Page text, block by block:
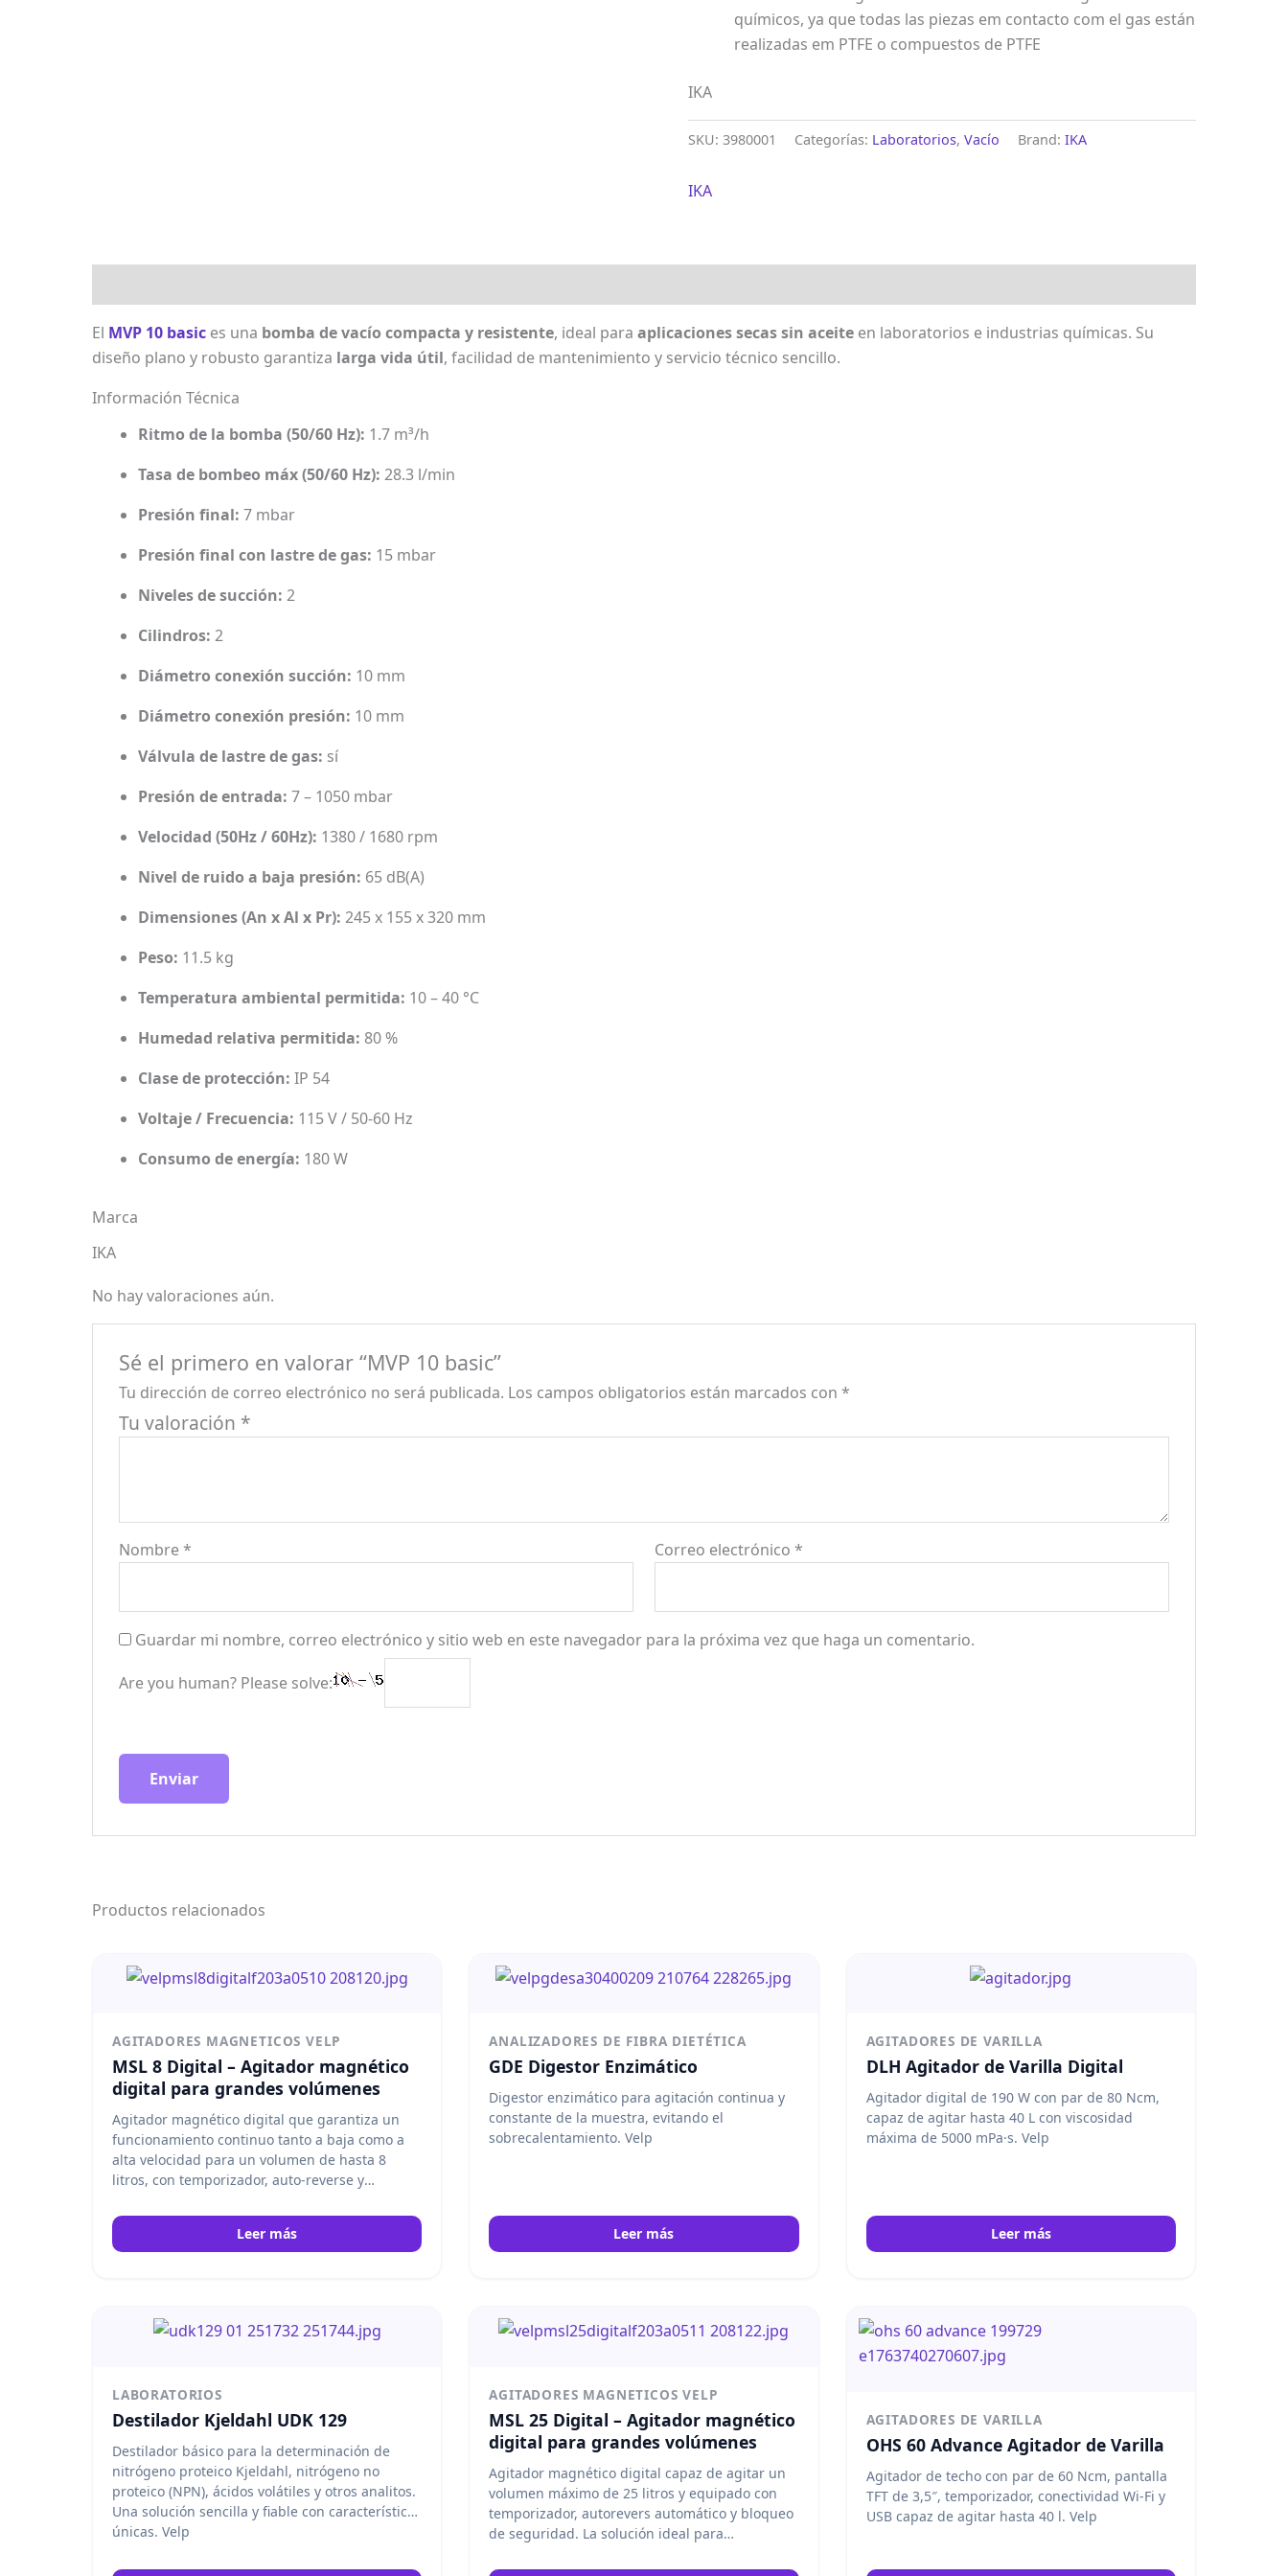
químicos, ya que todas las piezas em contacto com el gas están
realizadas em PTFE o compuestos de PTFE
IKA
SKU:3980001 Categorías: Laboratorios,Vacío Brand:IKA
IKA
El MVP 10 basic es una bomba de vacío compacta y resistente, ideal para aplicaciones secas sin aceite en laboratorios e industrias químicas. Su
diseño plano y robusto garantiza larga vida útil, facilidad de mantenimiento y servicio técnico sencillo.
Información Técnica
Ritmo de la bomba (50/60 Hz): 1.7 m³/h
Tasa de bombeo máx (50/60 Hz): 28.3 l/min
Presión final: 7 mbar
Presión final con lastre de gas: 15 mbar
Niveles de succión: 2
Cilindros: 2
Diámetro conexión succión: 10 mm
Diámetro conexión presión: 10 mm
Válvula de lastre de gas: sí
Presión de entrada: 7 – 1050 mbar
Velocidad (50Hz / 60Hz): 1380 / 1680 rpm
Nivel de ruido a baja presión: 65 dB(A)
Dimensiones (An x Al x Pr): 245 x 155 x 320 mm
Peso: 11.5 kg
Temperatura ambiental permitida: 10 – 40 °C
Humedad relativa permitida: 80 %
Clase de protección: IP 54
Voltaje / Frecuencia: 115 V / 50-60 Hz
Consumo de energía: 180 W
Marca
IKA
No hay valoraciones aún.
Sé el primero en valorar “MVP 10 basic”
Tu dirección de correo electrónico no será publicada. Los campos obligatorios están marcados con *
Tu valoración *
Nombre* Correo electrónico *
Guardar mi nombre, correo electrónico y sitio web en este navegador para la próxima vez que haga un comentario.
Are you human? Please solve:
Productos relacionados
AGITADORES MAGNETICOS VELP
MSL 8 Digital – Agitador magnético
digital para grandes volúmenes
Agitador magnético digital que garantiza un
funcionamiento continuo tanto a baja como a
alta velocidad para un volumen de hasta 8
litros, con temporizador, auto-reverse y
de agitación de laboratorio de gran capacidad
en ciencias de la vida y farmacéutica. Velp
Leer más
ANALIZADORES DE FIBRA DIETÉTICA
GDE Digestor Enzimático
Digestor enzimático para agitación continua y
constante de la muestra, evitando el
sobrecalentamiento. Velp
Leer más
AGITADORES DE VARILLA
DLH Agitador de Varilla Digital
Agitador digital de 190 W con par de 80 Ncm,
capaz de agitar hasta 40 L con viscosidad
máxima de 5000 mPa·s. Velp
Leer más
LABORATORIOS
Destilador Kjeldahl UDK 129
Destilador básico para la determinación de
nitrógeno proteico Kjeldahl, nitrógeno no
proteico (NPN), ácidos volátiles y otros analitos.
Una solución sencilla y fiable con características
únicas. Velp
AGITADORES MAGNETICOS VELP
MSL 25 Digital – Agitador magnético
digital para grandes volúmenes
Agitador magnético digital capaz de agitar un
volumen máximo de 25 litros y equipado con
temporizador, autorevers automático y bloqueo
de seguridad. La solución ideal para
AGITADORES DE VARILLA
OHS 60 Advance Agitador de Varilla
Agitador de techo con par de 60 Ncm, pantalla
TFT de 3,5″, temporizador, conectividad Wi-Fi y
USB capaz de agitar hasta 40 l. Velp